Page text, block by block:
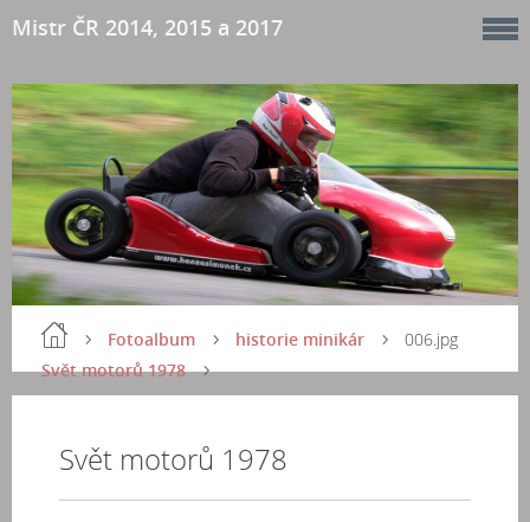
Mistr ČR 2014, 2015 a 2017
Fotoalbum
historie minikár
Svět motorů 1978
006.jpg
Svět motorů 1978